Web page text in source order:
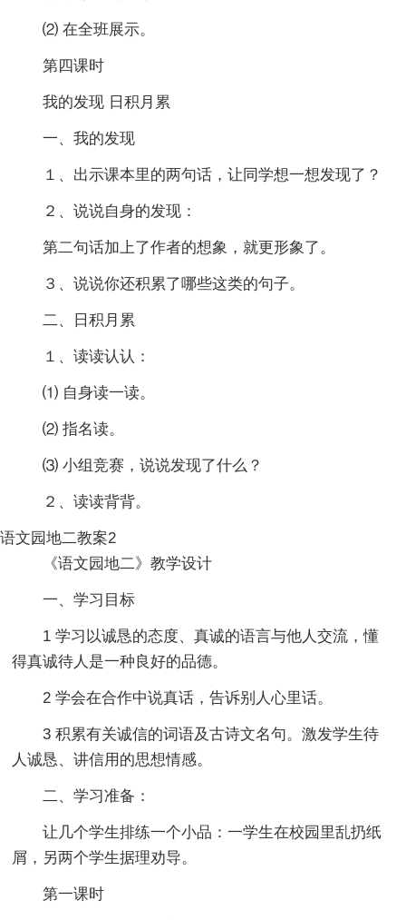
⑵ 在全班展示。
第四课时
我的发现 日积月累
一、我的发现
１、出示课本里的两句话，让同学想一想发现了？
２、说说自身的发现：
第二句话加上了作者的想象，就更形象了。
３、说说你还积累了哪些这类的句子。
二、日积月累
１、读读认认：
⑴ 自身读一读。
⑵ 指名读。
⑶ 小组竞赛，说说发现了什么？
２、读读背背。
语文园地二教案2
《语文园地二》教学设计
一、学习目标
1 学习以诚恳的态度、真诚的语言与他人交流，懂
得真诚待人是一种良好的品德。
2 学会在合作中说真话，告诉别人心里话。
3 积累有关诚信的词语及古诗文名句。激发学生待
人诚恳、讲信用的思想情感。
二、学习准备：
让几个学生排练一个小品：一学生在校园里乱扔纸
屑，另两个学生据理劝导。
第一课时